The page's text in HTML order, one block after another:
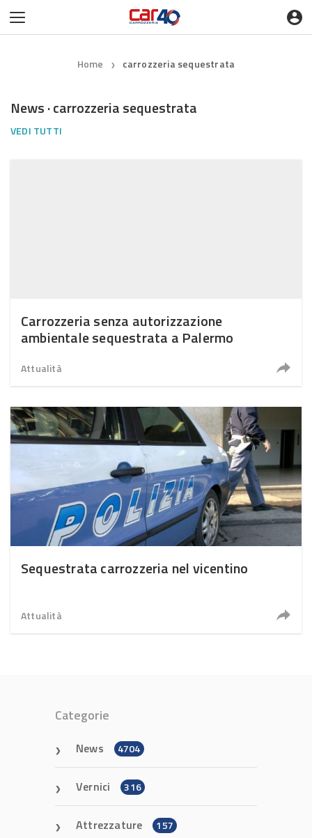
Home ❯ carrozzeria sequestrata
News · carrozzeria sequestrata
VEDI TUTTI
Carrozzeria senza autorizzazione
ambientale sequestrata a Palermo
Attualità
Sequestrata carrozzeria nel vicentino
Attualità
Categorie
News 4704
Vernici 316
Attrezzature 157